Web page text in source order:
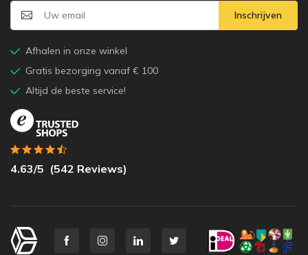
Inschrijven
Afhalen in onze winkel
Gratis bezorging vanaf € 100
Altijd de beste service!
4.63/5 (542 Reviews)